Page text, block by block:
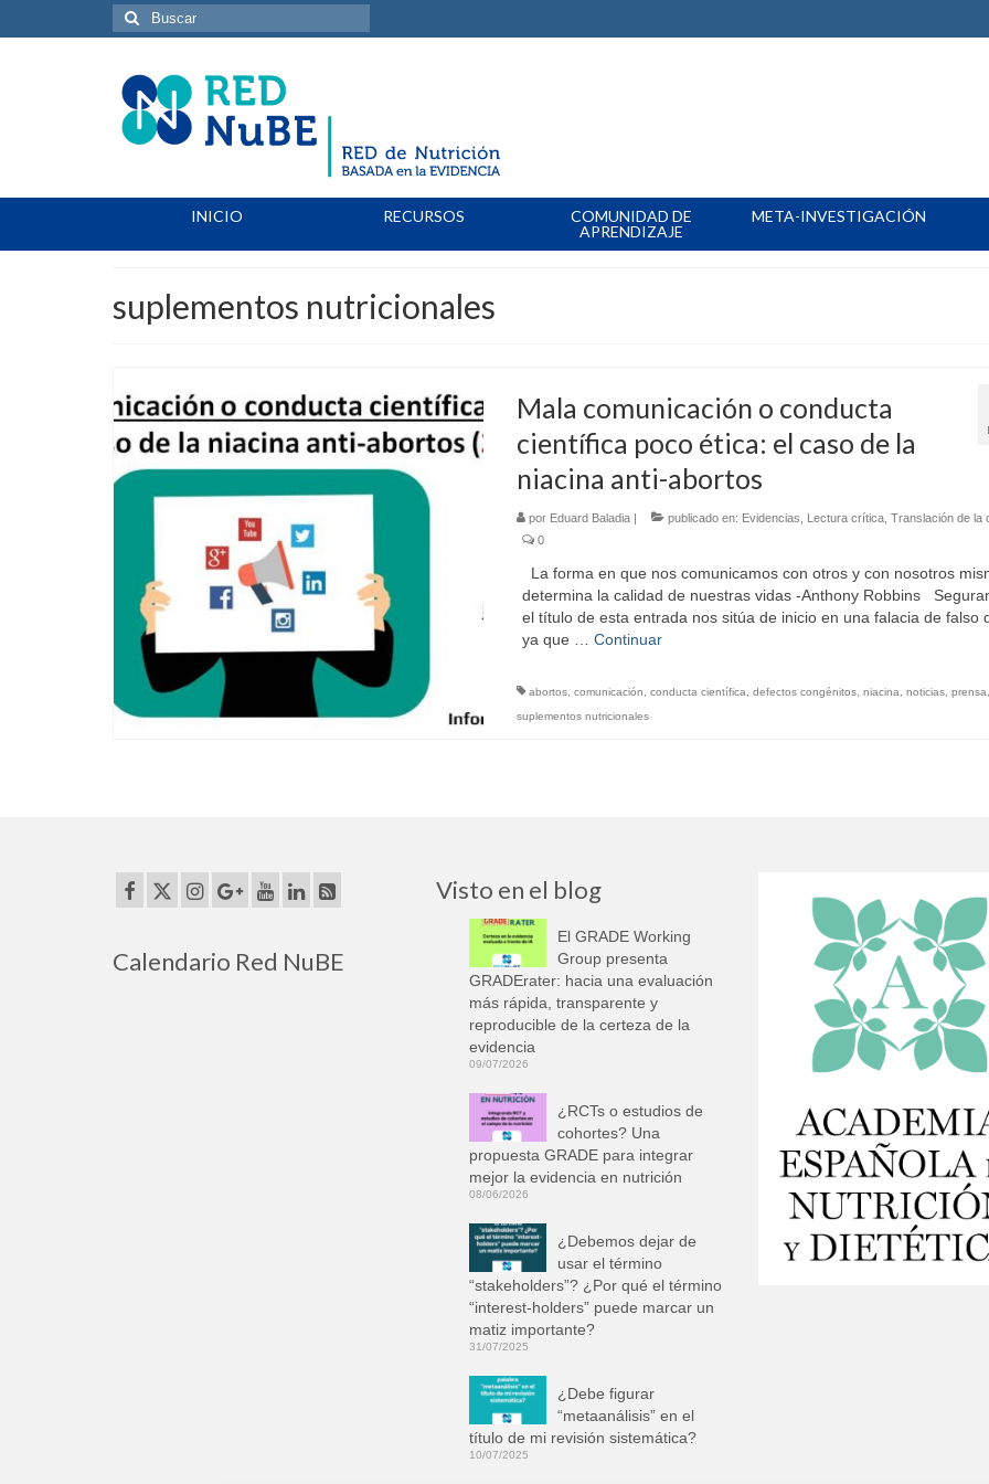
Buscar
por:
INICIO RECURSOS
COMUNIDAD DE
APRENDIZAJE
META-INVESTIGACIÓN
suplementos nutricionales
Mala comunicación o conducta
científica poco ética: el caso de la
niacina anti-abortos
por Eduard Baladia| publicado en: Evidencias Lectura crítica, Translación de la
0
La forma en que nos comunicamos con otros y con nosotros
determina la calidad de nuestras vidas -Anthony Robbins
el título de esta entrada nos sitúa de inicio en una falacia de falso
ya que … Continuar
abortos, comunicación, conducta científica, defectos congénitos, niacina, noticias, prensa,
suplementos nutricionales
Calendario Red NuBE
Visto en el blog
El GRADE Working
Group presenta
GRADErater: hacia una evaluación
más rápida, transparente y
reproducible de la certeza de la
evidencia
09/07/2026
¿RCTs o estudios de
cohortes? Una
propuesta GRADE para integrar
mejor la evidencia en nutrición
08/06/2026
¿Debemos dejar de
usar el término
“stakeholders”? ¿Por qué el término
“interest-holders” puede marcar un
matiz importante?
31/07/2025
¿Debe figurar
“metaanálisis” en el
título de mi revisión sistemática?
10/07/2025